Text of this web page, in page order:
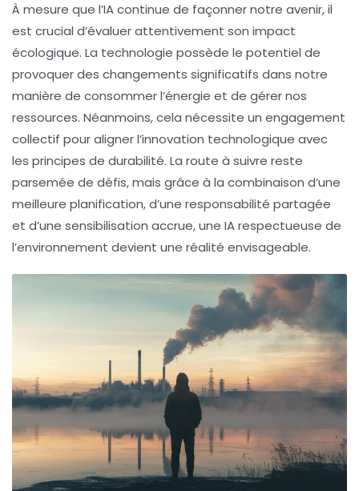
À mesure que l’IA continue de façonner notre avenir, il
est crucial d’évaluer attentivement son impact
écologique. La technologie possède le potentiel de
provoquer des changements significatifs dans notre
manière de consommer l’énergie et de gérer nos
ressources. Néanmoins, cela nécessite un engagement
collectif pour aligner l’innovation technologique avec
les principes de durabilité. La route à suivre reste
parsemée de défis, mais grâce à la combinaison d’une
meilleure planification, d’une responsabilité partagée
et d’une sensibilisation accrue, une IA respectueuse de
l’environnement devient une réalité envisageable.